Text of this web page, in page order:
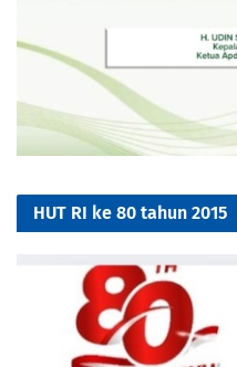
HUT RI ke 80 tahun 2015